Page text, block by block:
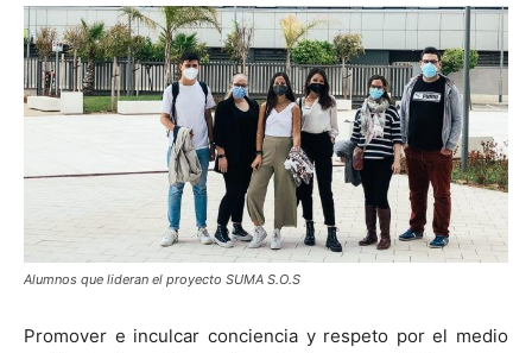
Alumnos que lideran el proyecto SUMA S.O.S
Promover e inculcar conciencia y respeto por el medio